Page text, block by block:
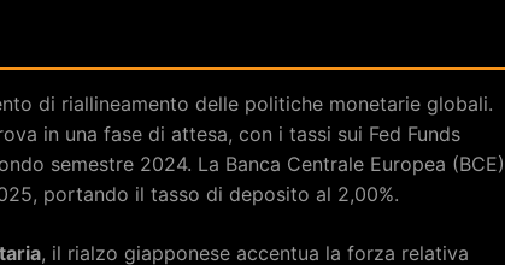
di riallineamento delle politiche monetarie globali.
in una fase di attesa, con i tassi sui Fed Funds
semestre 2024. La Banca Centrale Europea (BCE)
portando il tasso di deposito al 2,00%.
, il rialzo giapponese accentua la forza relativa